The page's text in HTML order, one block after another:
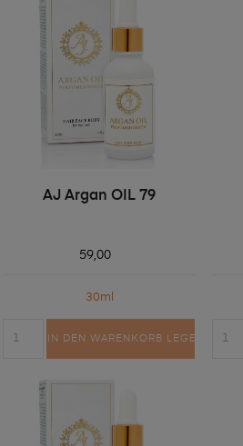
AJ Argan OIL 79
59,00
30ml
IN DEN WARENKORB LEGEN